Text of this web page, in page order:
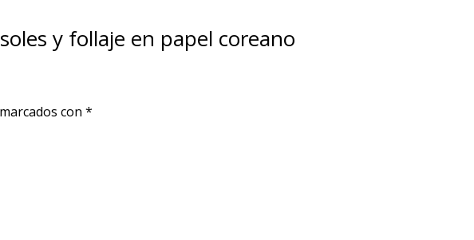
y follaje en papel coreano
con *